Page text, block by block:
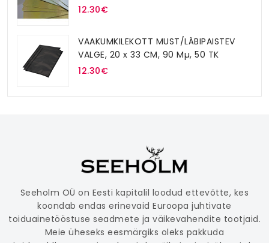
12.30€
VAAKUMKILEKOTT MUST/LÄBIPAISTEV
VALGE, 20 x 33 CM, 90 Mµ, 50 TK
12.30€
Seeholm OÜ on Eesti kapitalil loodud ettevõtte, kes
koondab endas erinevaid Euroopa juhtivate
toiduainetööstuse seadmete ja väikevahendite tootjaid.
Meie üheseks eesmärgiks oleks pakkuda